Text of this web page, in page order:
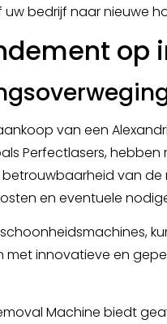
bedrijf naar nieuwe
op
van een
Perfectlasers,
van de
en eventuele
met innovatieve en
Machine biedt